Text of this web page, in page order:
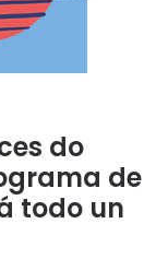
do
de
todo un